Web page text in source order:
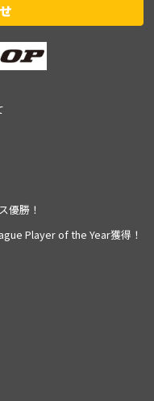
優勝！
Player of the Year獲得！